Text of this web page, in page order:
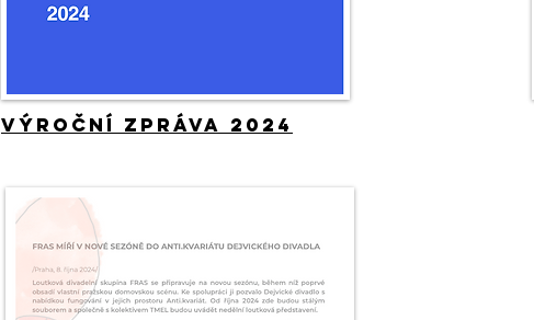
Výroční zpráva 2024